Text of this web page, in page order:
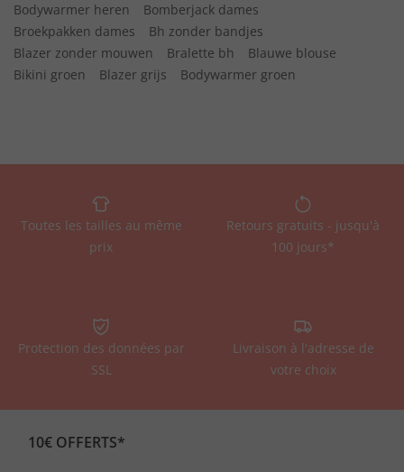
Bodywarmer heren
Bomberjack dames
Broekpakken dames
Bh zonder bandjes
Blazer zonder mouwen
Bralette bh
Blauwe blouse
Bikini groen
Blazer grijs Bodywarmer groen
Toutes les tailles au même
prix
Retours gratuits - jusqu'à
100 jours*
Protection des données par
SSL
Livraison à l'adresse de
votre choix
10€ OFFERTS*